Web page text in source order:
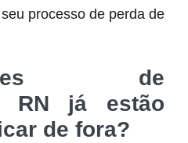
processo de perda de
de
RN já estão
de fora?